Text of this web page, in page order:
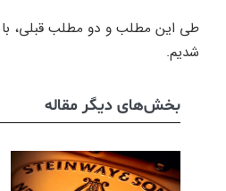
شدیم.
بخش‌های دیگر مقاله